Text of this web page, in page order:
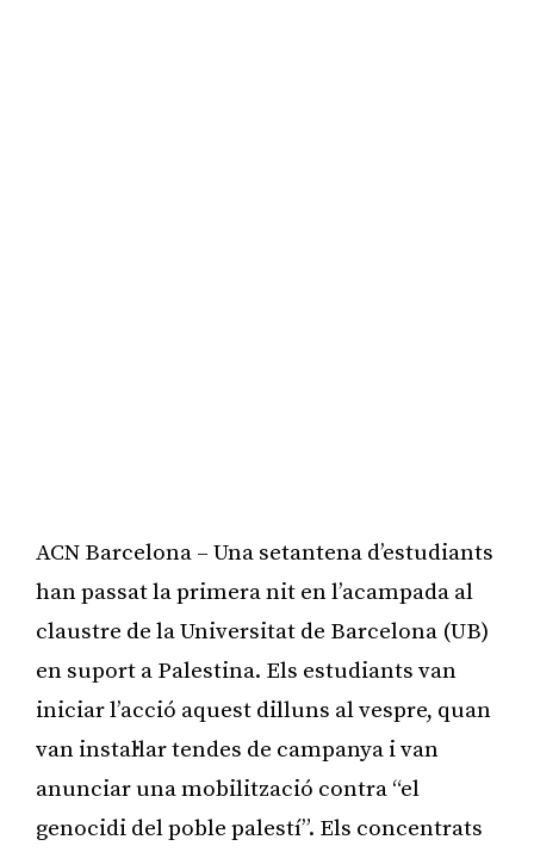
ACN Barcelona – Una setantena d’estudiants
han passat la primera nit en l’acampada al
claustre de la Universitat de Barcelona (UB)
en suport a Palestina. Els estudiants van
iniciar l’acció aquest dilluns al vespre, quan
van instal·lar tendes de campanya i van
anunciar una mobilització contra “el
genocidi del poble palestí”. Els concentrats